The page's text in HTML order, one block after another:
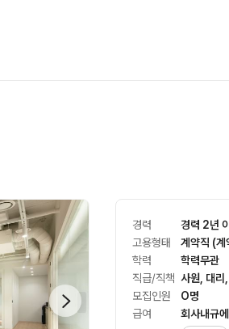
경력
경력 2년
고용형태
계약직 (계
학력
학력무관
직급/직책 사원, 대리
모집인원
O명
급여
회사내규